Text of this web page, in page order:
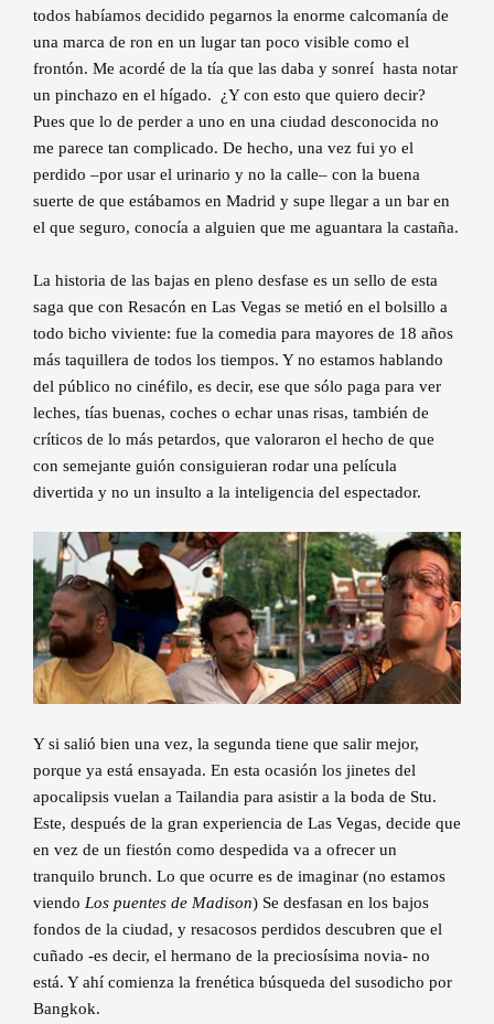
todos habíamos decidido pegarnos la enorme calcomanía de
una marca de ron en un lugar tan poco visible como el
frontón. Me acordé de la tía que las daba y sonreí hasta notar
un pinchazo en el hígado. ¿Y con esto que quiero decir?
Pues que lo de perder a uno en una ciudad desconocida no
me parece tan complicado. De hecho, una vez fui yo el
perdido –por usar el urinario y no la calle– con la buena
suerte de que estábamos en Madrid y supe llegar a un bar en
el que seguro, conocía a alguien que me aguantara la castaña.
La historia de las bajas en pleno desfase es un sello de esta
saga que con Resacón en Las Vegas se metió en el bolsillo a
todo bicho viviente: fue la comedia para mayores de 18 años
más taquillera de todos los tiempos. Y no estamos hablando
del público no cinéfilo, es decir, ese que sólo paga para ver
leches, tías buenas, coches o echar unas risas, también de
críticos de lo más petardos, que valoraron el hecho de que
con semejante guión consiguieran rodar una película
divertida y no un insulto a la inteligencia del espectador.
Y si salió bien una vez, la segunda tiene que salir mejor,
porque ya está ensayada. En esta ocasión los jinetes del
apocalipsis vuelan a Tailandia para asistir a la boda de Stu.
Este, después de la gran experiencia de Las Vegas, decide que
en vez de un fiestón como despedida va a ofrecer un
tranquilo brunch. Lo que ocurre es de imaginar (no estamos
viendo Los puentes de Madison) Se desfasan en los bajos
fondos de la ciudad, y resacosos perdidos descubren que el
cuñado -es decir, el hermano de la preciosísima novia- no
está. Y ahí comienza la frenética búsqueda del susodicho por
Bangkok.